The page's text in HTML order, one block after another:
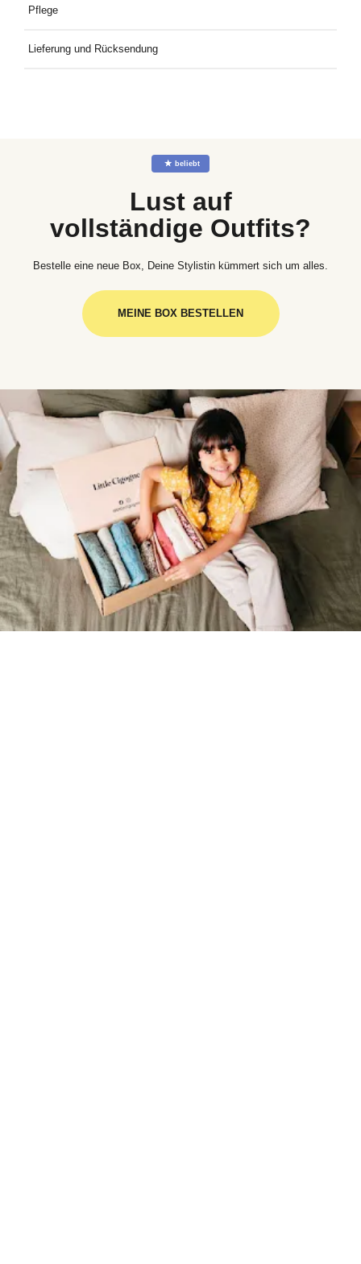
Pflege
Lieferung und Rücksendung
☆ beliebt
Lust auf
vollständige Outfits?
Bestelle eine neue Box, Deine Stylistin kümmert sich um alles.
MEINE BOX BESTELLEN